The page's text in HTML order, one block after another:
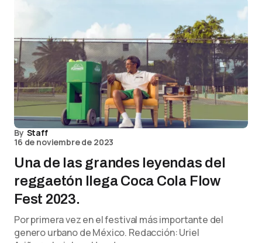
By Staff
16 de noviembre de 2023
Una de las grandes leyendas del
reggaetón llega Coca Cola Flow
Fest 2023.
Por primera vez en el festival más importante del
genero urbano de México. Redacción: Uriel